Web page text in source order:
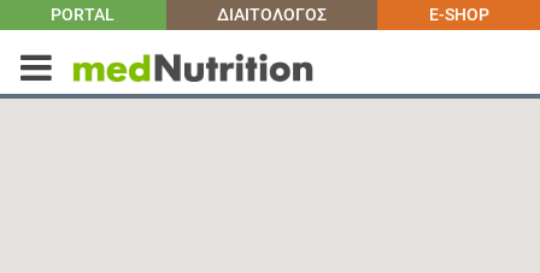
PORTAL ΔΙΑΙΤΟΛΟΓΟΣ E-SHOP